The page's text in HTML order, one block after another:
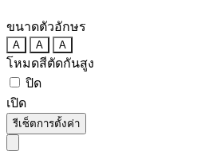
ขนาดตัวอักษร
A A A
โหมดสีตัดกันสูง
ปิด
เปิด
รีเซ็ตการตั้งค่า